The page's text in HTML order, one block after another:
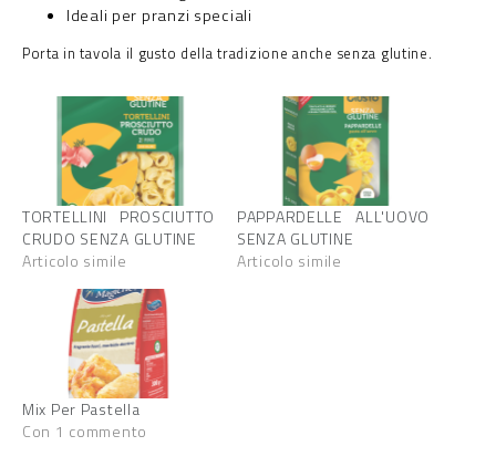
Ideali per pranzi speciali
Porta in tavola il gusto della tradizione anche senza glutine.
TORTELLINI PROSCIUTTO
CRUDO SENZA GLUTINE
Articolo simile
PAPPARDELLE ALL'UOVO
SENZA GLUTINE
Articolo simile
Mix Per Pastella
Con 1 commento